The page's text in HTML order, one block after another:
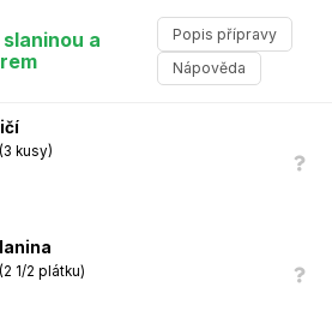
a
Popis přípravy
Nápověda
a zapékaným bramborem
olej a vlijeme rozšlehané vejce.
odložíme ji bokem.
(3 kusy)
(2 1/2 plátku)